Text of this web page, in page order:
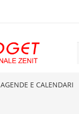
AGENDE E CALENDARI